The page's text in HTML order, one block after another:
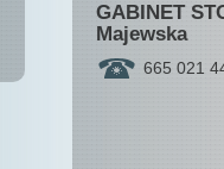
GABINET
Majewska
665 021